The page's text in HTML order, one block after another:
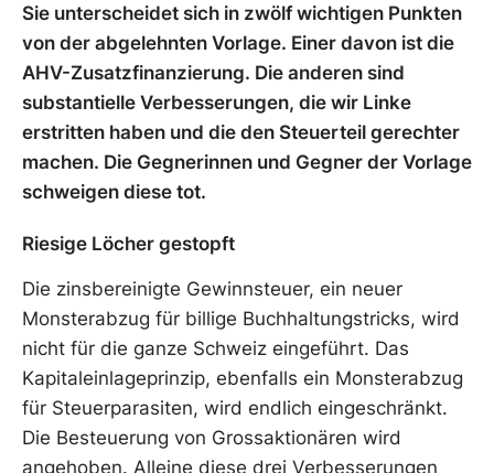
Sie unterscheidet sich in zwölf wichtigen Punkten
von der abgelehnten Vorlage. Einer davon ist die
AHV-Zusatzfinanzierung. Die anderen sind
substantielle Verbesserungen, die wir Linke
erstritten haben und die den Steuerteil gerechter
machen. Die Gegnerinnen und Gegner der Vorlage
schweigen diese tot.
Riesige Löcher gestopft
Die zinsbereinigte Gewinnsteuer, ein neuer
Monsterabzug für billige Buchhaltungstricks, wird
nicht für die ganze Schweiz eingeführt. Das
Kapitaleinlageprinzip, ebenfalls ein Monsterabzug
für Steuerparasiten, wird endlich eingeschränkt.
Die Besteuerung von Grossaktionären wird
angehoben. Alleine diese drei Verbesserungen